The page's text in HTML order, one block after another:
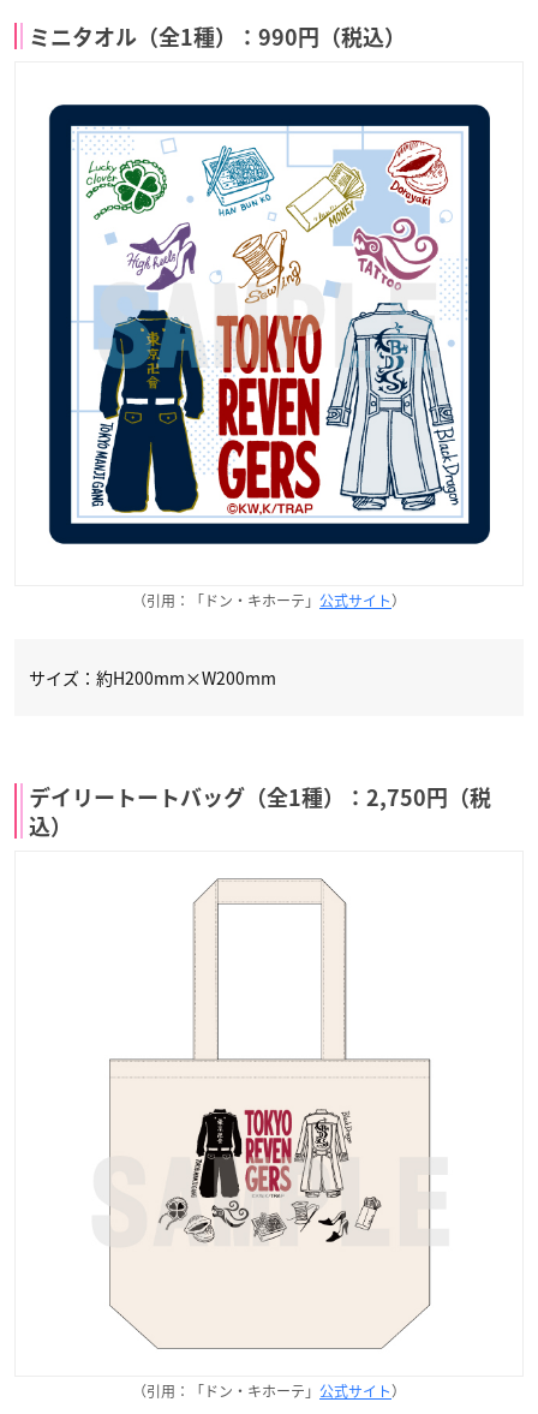
ミニタオル（全1種）：990円（税込）
（引用：「ドン・キホーテ」 公式サイト）
サイズ：約H200mm×W200mm
デイリートートバッグ（全1種）：2,750円（税
込）
（引用：「ドン・キホーテ」 公式サイト）